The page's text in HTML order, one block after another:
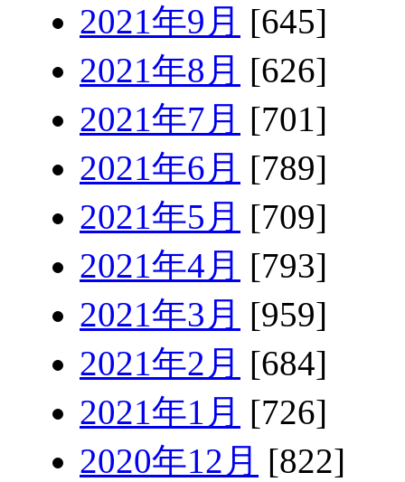
2021年9月 [645]
2021年8月 [626]
2021年7月 [701]
2021年6月 [789]
2021年5月 [709]
2021年4月 [793]
2021年3月 [959]
2021年2月 [684]
2021年1月 [726]
2020年12月 [822]